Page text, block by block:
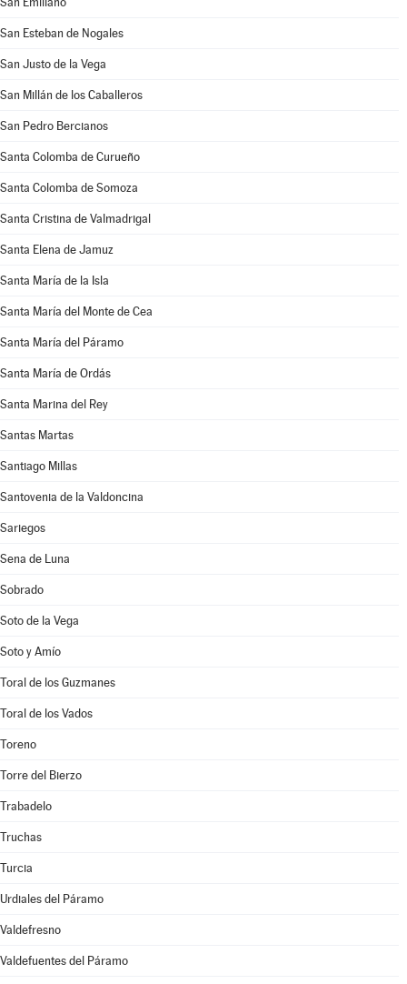
San Esteban de Nogales
San Justo de la Vega
San Millán de los Caballeros
San Pedro Bercianos
Santa Colomba de Curueño
Santa Colomba de Somoza
Santa Cristina de Valmadrigal
Santa Elena de Jamuz
Santa María de la Isla
Santa María del Monte de Cea
Santa María del Páramo
Santa María de Ordás
Santa Marina del Rey
Santas Martas
Santiago Millas
Santovenia de la Valdoncina
Sariegos
Sena de Luna
Sobrado
Soto de la Vega
Soto y Amío
Toral de los Guzmanes
Toral de los Vados
Toreno
Torre del Bierzo
Trabadelo
Truchas
Turcia
Urdiales del Páramo
Valdefresno
Valdefuentes del Páramo